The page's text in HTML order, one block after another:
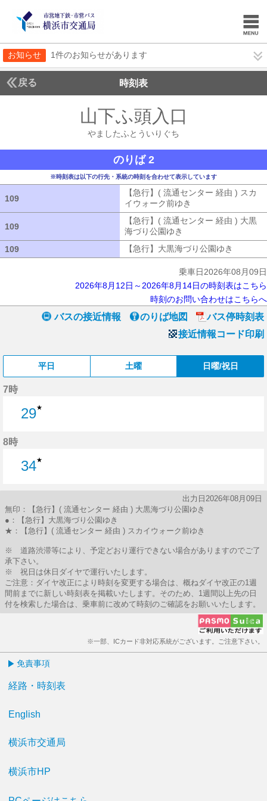
お知らせ 1件のお知らせがあります
戻る 時刻表
山下ふ頭入口
やましたふとういりぐち
のりば 2
※時刻表は以下の行先・系統の時刻を合わせて表示しています
109
【急行】( 流通センター 経由 ) スカ
イウォーク前ゆき
109
【急行】( 流通センター 経由 ) 大黒
海づり公園ゆき
109
【急行】大黒海づり公園ゆき
乗車日2026年08月09日
2026年8月12日～2026年8月14日の時刻表はこちら
時刻のお問い合わせはこちらへ
バスの接近情報 のりば地図
バス停時刻表
接近情報コード印刷
平日 土曜 日曜/祝日
7時
29★
8時
34★
出力日2026年08月09日
無印：【急行】( 流通センター 経由 ) 大黒海づり公園ゆき
●：【急行】大黒海づり公園ゆき
★：【急行】( 流通センター 経由 ) スカイウォーク前ゆき
※ 道路渋滞等により、予定どおり運行できない場合がありますのでご了
承下さい。
※ 祝日は休日ダイヤで運行いたします。
ご注意：ダイヤ改正により時刻を変更する場合は、概ねダイヤ改正の1週
間前までに新しい時刻表を掲載いたします。そのため、1週間以上先の日
付を検索した場合は、乗車前に改めて時刻のご確認をお願いいたします。
※一部、ICカード非対応系統がございます。ご注意下さい。
免責事項
経路・時刻表
English
横浜市交通局
横浜市HP